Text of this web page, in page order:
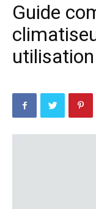
Guide